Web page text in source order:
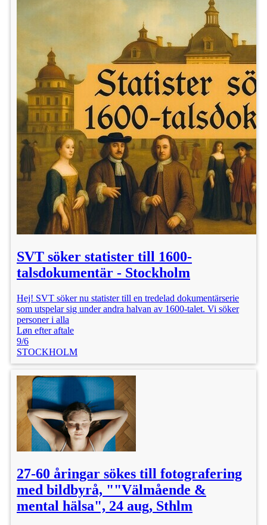
SVT söker statister till 1600-
talsdokumentär - Stockholm
Hej! SVT söker nu statister till en tredelad dokumentärserie
som utspelar sig under andra halvan av 1600-talet. Vi söker
personer i alla
Løn efter aftale
9/6
STOCKHOLM
27-60 åringar sökes till fotografering
med bildbyrå, ""Välmående &
mental hälsa", 24 aug, Sthlm